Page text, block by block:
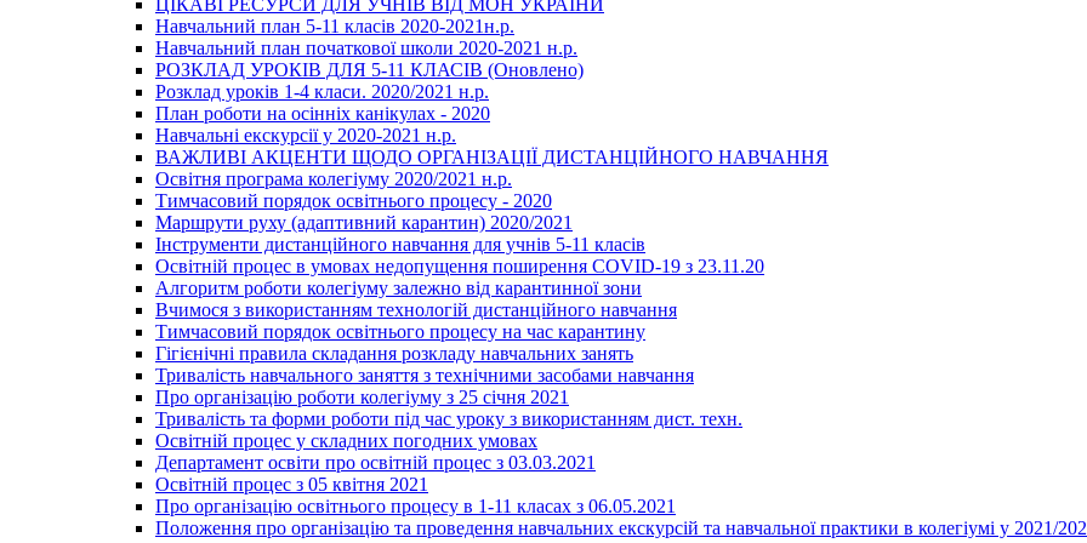
ЦІКАВІ РЕСУРСИ ДЛЯ УЧНІВ ВІД МОН УКРАЇНИ
Навчальний план 5-11 класів 2020-2021н.р.
Навчальний план початкової школи 2020-2021 н.р.
РОЗКЛАД УРОКІВ ДЛЯ 5-11 КЛАСІВ (Оновлено)
Розклад уроків 1-4 класи. 2020/2021 н.р.
План роботи на осінніх канікулах - 2020
Навчальні екскурсії у 2020-2021 н.р.
ВАЖЛИВІ АКЦЕНТИ ЩОДО ОРГАНІЗАЦІЇ ДИСТАНЦІЙНОГО НАВЧАННЯ
Освітня програма колегіуму 2020/2021 н.р.
Тимчасовий порядок освітнього процесу - 2020
Маршрути руху (адаптивний карантин) 2020/2021
Інструменти дистанційного навчання для учнів 5-11 класів
Освітній процес в умовах недопущення поширення COVID-19 з 23.11.20
Алгоритм роботи колегіуму залежно від карантинної зони
Вчимося з використанням технологій дистанційного навчання
Тимчасовий порядок освітнього процесу на час карантину
Гігієнічні правила складання розкладу навчальних занять
Тривалість навчального заняття з технічними засобами навчання
Про організацію роботи колегіуму з 25 січня 2021
Тривалість та форми роботи під час уроку з використанням дист. техн.
Освітній процес у складних погодних умовах
Департамент освіти про освітній процес з 03.03.2021
Освітній процес з 05 квітня 2021
Про організацію освітнього процесу в 1-11 класах з 06.05.2021
Положення про організацію та проведення навчальних екскурсій та навчальної практики в колегіумі у 2021/